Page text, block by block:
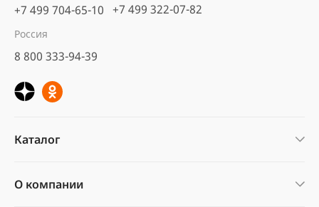
+7 499 704-65-10 +7 499 322-07-82
Россия
8 800 333-94-39
Каталог
О компании